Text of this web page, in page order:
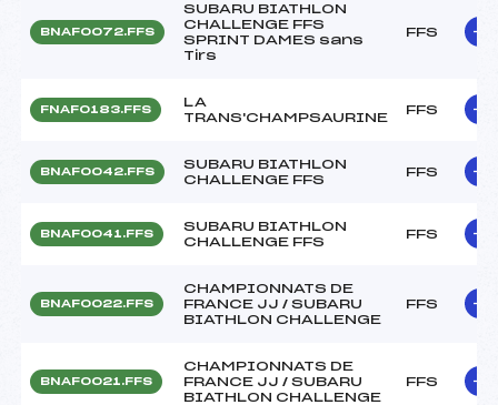
BNAF0072.FFS
SUBARU BIATHLON
CHALLENGE FFS
SPRINT DAMES sans
Tirs
FFS
FNAF0183.FFS
LA
TRANS'CHAMPSAURINE
FFS
BNAF0042.FFS
SUBARU BIATHLON
CHALLENGE FFS
FFS
BNAF0041.FFS
SUBARU BIATHLON
CHALLENGE FFS
FFS
BNAF0022.FFS
CHAMPIONNATS DE
FRANCE JJ / SUBARU
BIATHLON CHALLENGE
FFS
BNAF0021.FFS
CHAMPIONNATS DE
FRANCE JJ / SUBARU
BIATHLON CHALLENGE
FFS